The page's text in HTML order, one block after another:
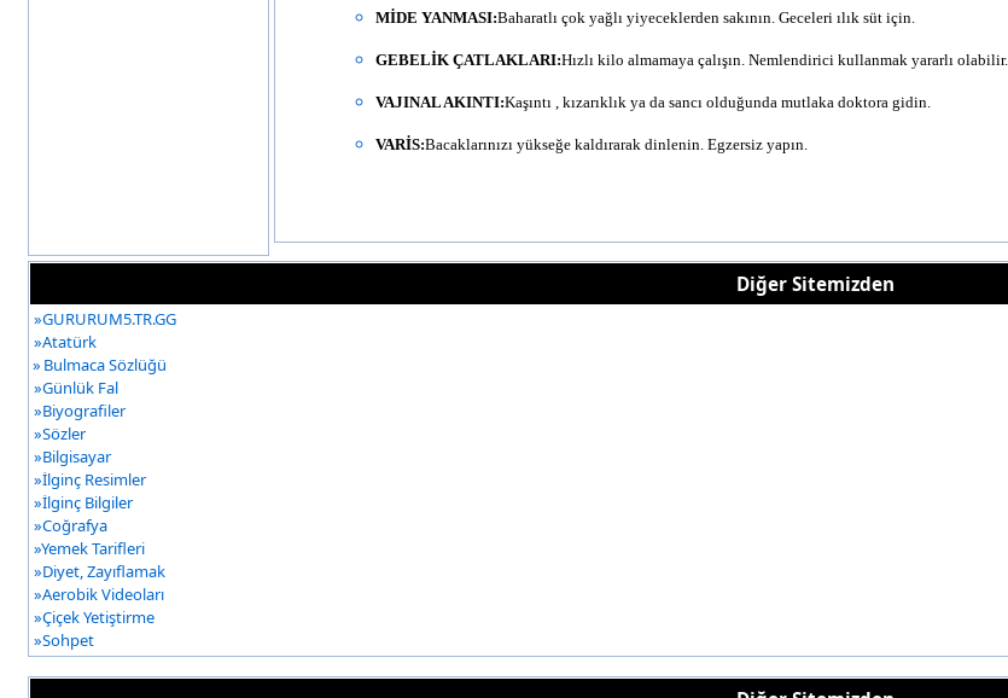
MİDE YANMASI:Baharatlı çok yağlı yiyeceklerden sakının. Geceleri ılık süt için.
GEBELİK ÇATLAKLARI:Hızlı kilo almamaya çalışın. Nemlendirici kullanmak yararlı olabilir.
VAJINAL AKINTI:Kaşıntı , kızarıklık ya da sancı olduğunda mutlaka doktora gidin.
VARİS:Bacaklarınızı yükseğe kaldırarak dinlenin. Egzersiz yapın.
Diğer Sitemizden
»GURURUM5.TR.GG
»Atatürk
» Bulmaca Sözlüğü
»Günlük Fal
»Biyografiler
»Sözler
»Bilgisayar
»İlginç Resimler
»İlginç Bilgiler
»Coğrafya
»Yemek Tarifleri
»Diyet, Zayıflamak
»Aerobik Videoları
»Çiçek Yetiştirme
»Sohpet